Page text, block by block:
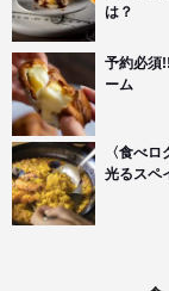
は？
予約必須
ーム
〈食べ
光るスペ